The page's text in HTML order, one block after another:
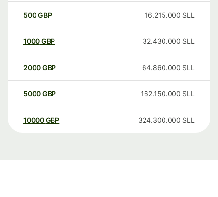
500GBP 16.215.000 SLL
1000GBP 32.430.000 SLL
2000GBP 64.860.000 SLL
5000GBP 162.150.000 SLL
10000 GBP 324.300.000 SLL